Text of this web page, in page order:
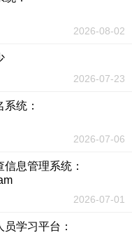
2026-08-02
2026-07-23
统：
2026-07-06
息管理系统：
2026-07-01
学习平台：